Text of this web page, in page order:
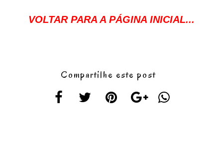
VOLTAR PARA A PÁGINA INICIAL...
Compartilhe este post